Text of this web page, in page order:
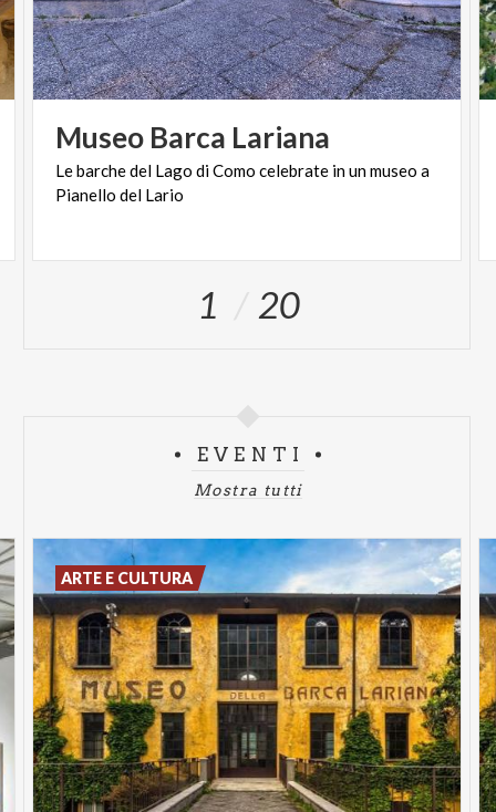
Museo Barca Lariana
Lebarchedel Lago diComo celebrate inunmuseo a
Pianello del Lario
1 20
EVENTI
Mostra tutti
ARTE E CULTURA